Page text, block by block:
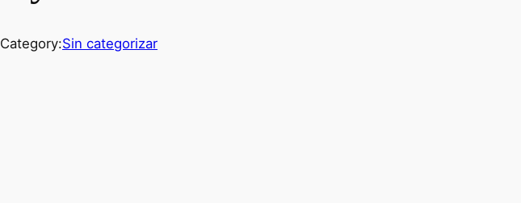
Category:Sin categorizar